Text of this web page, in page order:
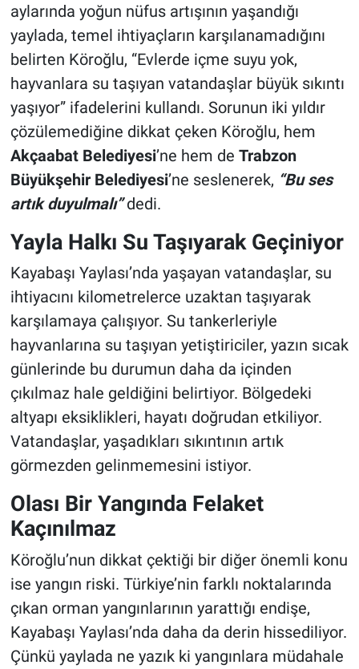
aylarında yoğun nüfus artışının yaşandığı
yaylada, temel ihtiyaçların karşılanamadığını
belirten Köroğlu, “Evlerde içme suyu yok,
hayvanlara su taşıyan vatandaşlar büyük sıkıntı
yaşıyor” ifadelerini kullandı. Sorunun iki yıldır
çözülemediğine dikkat çeken Köroğlu, hem
Akçaabat Belediyesi’ne hem de Trabzon
Büyükşehir Belediyesi’ne seslenerek, “Bu ses
artık duyulmalı”dedi.
Yayla Halkı Su Taşıyarak Geçiniyor
Kayabaşı Yaylası’nda yaşayan vatandaşlar, su
ihtiyacını kilometrelerce uzaktan taşıyarak
karşılamaya çalışıyor. Su tankerleriyle
hayvanlarına su taşıyan yetiştiriciler, yazın sıcak
günlerinde bu durumun daha da içinden
çıkılmaz hale geldiğini belirtiyor. Bölgedeki
altyapı eksiklikleri, hayatı doğrudan etkiliyor.
Vatandaşlar, yaşadıkları sıkıntının artık
görmezden gelinmemesini istiyor.
Olası Bir Yangında Felaket
Kaçınılmaz
Köroğlu’nun dikkat çektiği bir diğer önemli konu
ise yangın riski. Türkiye’nin farklı noktalarında
çıkan orman yangınlarının yarattığı endişe,
Kayabaşı Yaylası’nda daha da derin hissediliyor.
Çünkü yaylada ne yazık ki yangınlara müdahale